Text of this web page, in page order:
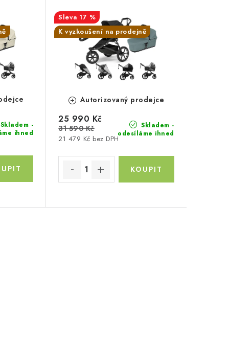
-
ihned
pláštěnky Altabebe +
moskytiéra Zopa
17 %
K vyzkoušení na prodejně
Autorizovaný prodejce
Skladem -
odesíláme ihned
21 479 Kč bez DPH
25 990 Kč
31 590 Kč